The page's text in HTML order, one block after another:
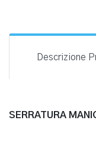
Descrizione
SERRATURA